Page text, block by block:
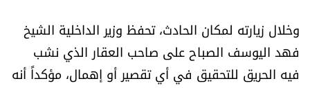
للتاريخ
فيديو
وخلال زيارته لمكان الحادث، تحفظ وزير الداخلية الشيخ
فهد اليوسف الصباح على صاحب العقار الذي نشب
فيه الحريق للتحقيق في أي تقصير أو إهمال، مؤكداً أنه